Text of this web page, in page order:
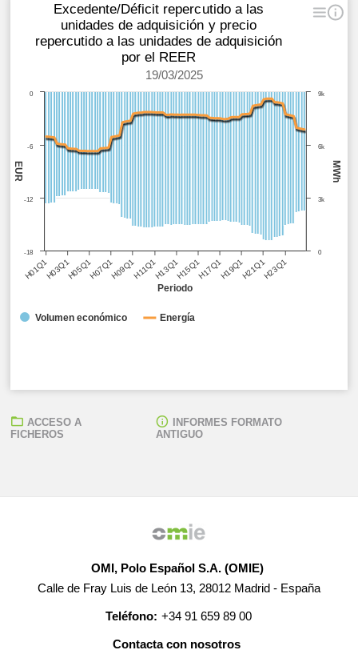
● Coste unitario de la repercusión del Excedente/Déficit del REER:
● Total Excedente/Déficit diario:-1.355,27 EUR
Periodo
MWh
EUR
Excedente/Déficit repercutido a las
unidades de adquisición y precio
repercutido a las unidades de adquisición
por el REER
19/03/2025
H01Q1H03Q1H05Q1H07Q1H09Q1H11Q1H13Q1H15Q1H17Q1H19Q1H21Q1H23Q1
0
3k
6k
9k
-18
-12
-6
0
Volumen económico Energía
ACCESO A
FICHEROS
INFORMES FORMATO
ANTIGUO
OMI, Polo Español S.A. (OMIE)
Calle de Fray Luis de León 13, 28012 Madrid - España
Teléfono: +34 91 659 89 00
Contacta con nosotros